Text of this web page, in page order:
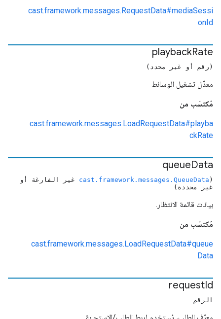
cast.framework.messages.RequestData#mediaSessi
onId
playbackRate
(رقم أو غير محدد)
معدّل تشغيل الوسائط
مُكتسَب من
cast.framework.messages.LoadRequestData#playba
ckRate
queueData
(
cast.framework.messages.QueueData غير الفارغة أو
غير محددة)
بيانات قائمة الانتظار.
مُكتسَب من
cast.framework.messages.LoadRequestData#queue
Data
requestId
الرقم